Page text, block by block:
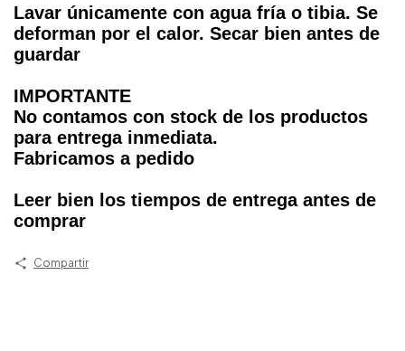
Lavar únicamente con agua fría o tibia. Se
deforman por el calor. Secar bien antes de
guardar
IMPORTANTE
No contamos con stock de los productos
para entrega inmediata.
Fabricamos a pedido
Leer bien los tiempos de entrega antes de
comprar
Compartir